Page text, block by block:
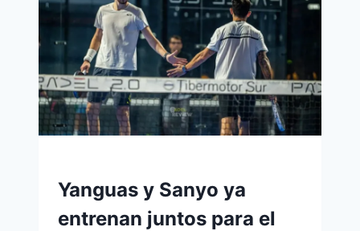
Yanguas y Sanyo ya
entrenan juntos para el